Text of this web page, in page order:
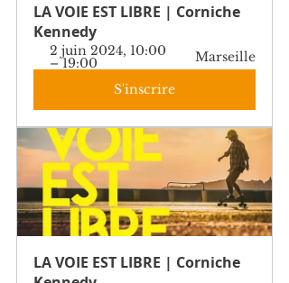
LA VOIE EST LIBRE | Corniche
Kennedy
2 juin 2024, 10:00
– 19:00
Marseille
S'inscrire
LA VOIE EST LIBRE | Corniche